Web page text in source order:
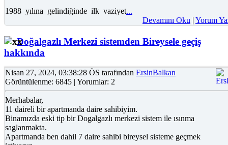
1988 yılına gelindiğinde ilk vaziyet...
Devamını Oku | Yorum
Doğalgazlı Merkezi sistemden Bireysele geçiş
hakkında
Nisan 27, 2024, 03:38:28 ÖS tarafından ErsinBalkan
Görüntülenme: 6845 | Yorumlar: 2
Merhabalar,
11 daireli bir apartmanda daire sahibiyim.
Binamızda eski tip bir Dogalgazlı merkezi sistem ile ısınma
saglanmakta.
Apartmanda ben dahil 7 daire sahibi bireysel sisteme geçmek